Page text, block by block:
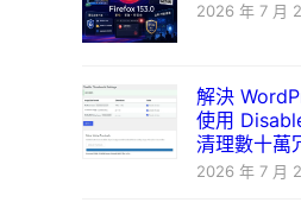
2026 年 7 月
解決
使用
清理數十萬
2026 年 7 月